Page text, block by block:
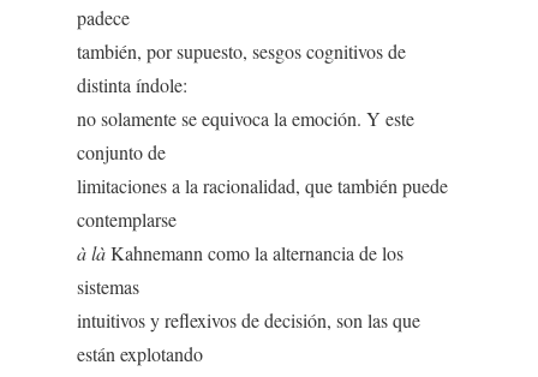
padece
también, por supuesto, sesgos cognitivos de
distinta índole:
no solamente se equivoca la emoción. Y este
conjunto de
limitaciones a la racionalidad, que también puede
contemplarse
à làKahnemann como la alternancia de los
sistemas
intuitivos y reflexivos de decisión, son las que
están explotando